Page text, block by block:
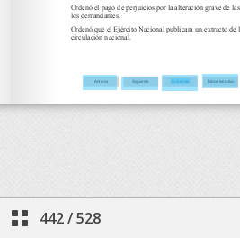
442/528